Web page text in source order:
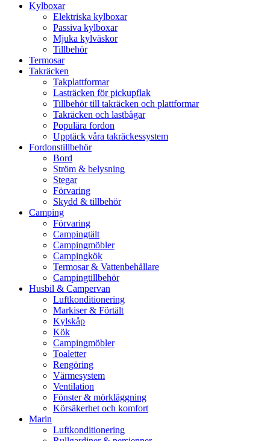
Kylboxar
Elektriska kylboxar
Passiva kylboxar
Mjuka kylväskor
Tillbehör
Termosar
Takräcken
Takplattformar
Lasträcken för pickupflak
Tillbehör till takräcken och plattformar
Takräcken och lastbågar
Populära fordon
Upptäck våra takräckessystem
Fordonstillbehör
Bord
Ström & belysning
Stegar
Förvaring
Skydd & tillbehör
Camping
Förvaring
Campingtält
Campingmöbler
Campingkök
Termosar & Vattenbehållare
Campingtillbehör
Husbil & Campervan
Luftkonditionering
Markiser & Förtält
Kylskåp
Kök
Campingmöbler
Toaletter
Rengöring
Värmesystem
Ventilation
Fönster & mörkläggning
Körsäkerhet och komfort
Marin
Luftkonditionering